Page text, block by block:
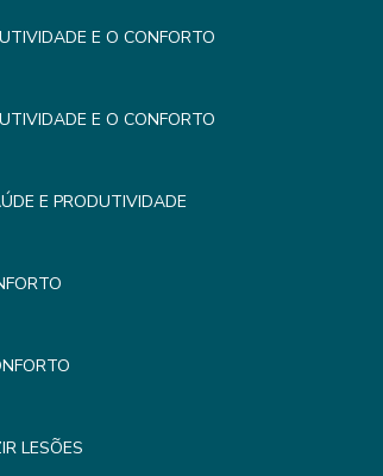
E O CONFORTO
E O CONFORTO
E PRODUTIVIDADE
LESÕES